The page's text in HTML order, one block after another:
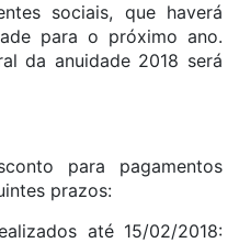
sociais, que haverá
para o próximo ano.
da anuidade 2018 será
para pagamentos
prazos:
até 15/02/2018: